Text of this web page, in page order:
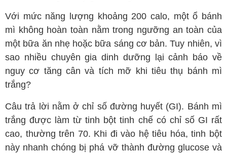
Với mức năng lượng khoảng 200 calo, một ổ bánh
mì không hoàn toàn nằm trong ngưỡng an toàn của
một bữa ăn nhẹ hoặc bữa sáng cơ bản. Tuy nhiên, vì
sao nhiều chuyên gia dinh dưỡng lại cảnh báo về
nguy cơ tăng cân và tích mỡ khi tiêu thụ bánh mì
trắng?
Câu trả lời nằm ở chỉ số đường huyết (GI). Bánh mì
trắng được làm từ tinh bột tinh chế có chỉ số GI rất
cao, thường trên 70. Khi đi vào hệ tiêu hóa, tinh bột
này nhanh chóng bị phá vỡ thành đường glucose và